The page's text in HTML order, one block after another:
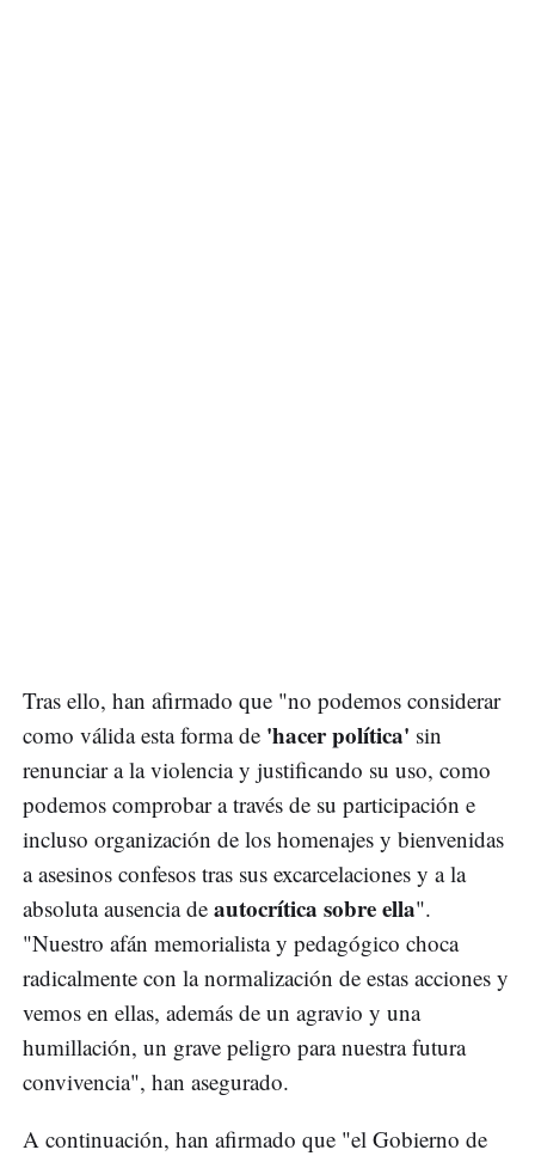
Tras ello, han afirmado que "no podemos considerar
como válida esta forma de 'hacer política' sin
renunciar a la violencia y justificando su uso, como
podemos comprobar a través de su participación e
incluso organización de los homenajes y bienvenidas
a asesinos confesos tras sus excarcelaciones y a la
absoluta ausencia de autocrítica sobre ella".
"Nuestro afán memorialista y pedagógico choca
radicalmente con la normalización de estas acciones y
vemos en ellas, además de un agravio y una
humillación, un grave peligro para nuestra futura
convivencia", han asegurado.
A continuación, han afirmado que "el Gobierno de